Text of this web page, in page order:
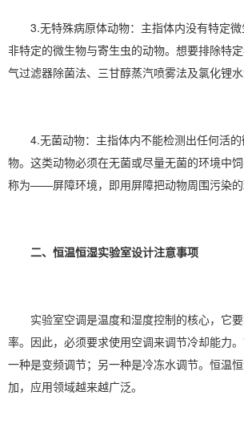
3.无特殊病原体动物：主指体内没有特定微
非特定的微生物与寄生虫的动物。想要排除特
气过滤器除菌法、三甘醇蒸汽喷雾法及氯化锂水
4.无菌动物：主指体内不能检测出任何活的
物。这类动物必须在无菌或尽量无菌的环境中
称为——屏障环境，即用屏障把动物周围污染的
二、恒温恒湿实验室设计注意事项
实验室空调是温度和湿度控制的核心，它
率。因此，必须要求使用空调来调节冷却能力。
一种是变频调节；另一种是冷冻水调节。恒温
加，应用领域越来越广泛。